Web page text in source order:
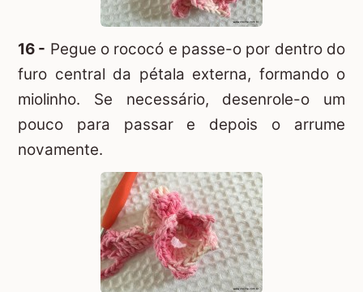
16 - Pegue o rococó e passe-o por dentro do
furo central da pétala externa, formando o
miolinho. Se necessário, desenrole-o um
pouco para passar e depois o arrume
novamente.